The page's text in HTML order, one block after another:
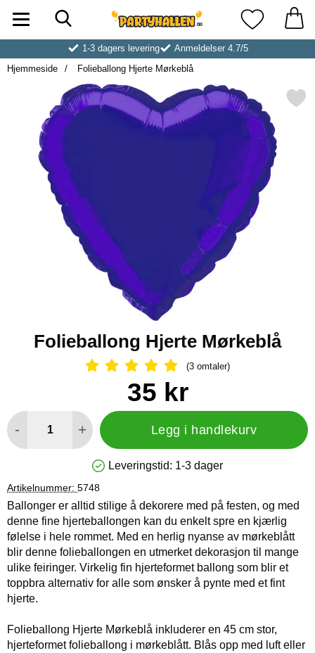
Startsiden for Partyhallen ABMine
1-3 dagers levering
Anmeldelser 4.7/5
Hjemmeside
Folieballong Hjerte Mørkeblå
Merk folieballong Hjerte
Folieballong Hjerte Mørkeblå
Vurdering: 5 Stjerne, Gå til alle
(3 omtaler)
Handle dette produktet, Folieballong Hjerte Mørkeblå
pris
35 kr
- + Legg i handlekurv
Produkttilgjengelighet: På lager
Leveringstid: 1-3 dager
Artikelnummer: 5748
Ballonger er alltid stilige å dekorere med på festen, og med
denne fine hjerteballongen kan du enkelt spre en kjærlig
følelse i hele rommet. Med en herlig nyanse av mørkeblått
blir denne folieballongen en utmerket dekorasjon til mange
ulike feiringer. Virkelig fin hjerteformet ballong som blir et
toppbra alternativ for alle som ønsker å pynte med et fint
hjerte.
Folieballong Hjerte Mørkeblå inkluderer en 45 cm stor,
hjerteformet folieballong i mørkeblått. Blås opp med luft eller